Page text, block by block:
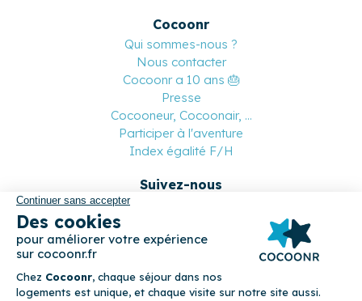
Cocoonr
Qui sommes-nous ?
Nous contacter
Cocoonr a 10 ans 🎂
Presse
Cocooneur, Cocoonair, ...
Participer à l'aventure
Index égalité F/H
Suivez-nous